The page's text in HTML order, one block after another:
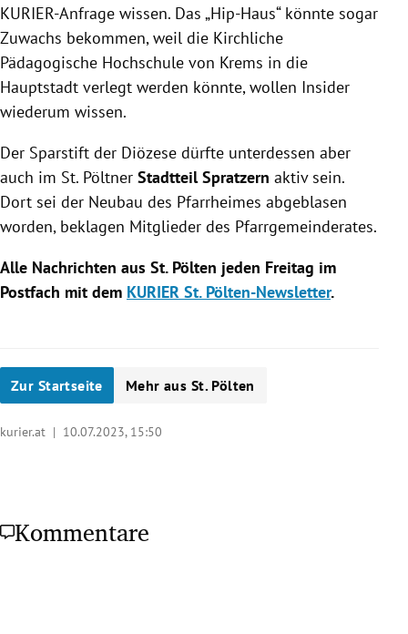
KURIER-Anfrage wissen. Das „Hip-Haus“ könnte sogar
Zuwachs bekommen, weil die Kirchliche
Pädagogische Hochschule von Krems in die
Hauptstadt verlegt werden könnte, wollen Insider
wiederum wissen.
Der Sparstift der Diözese dürfte unterdessen aber
auch im St. Pöltner Stadtteil Spratzern aktiv sein.
Dort sei der Neubau des Pfarrheimes abgeblasen
worden, beklagen Mitglieder des Pfarrgemeinderates.
Alle Nachrichten aus St. Pölten jeden Freitag im
Postfach mit dem KURIER St. Pölten-Newsletter.
Zur Startseite Mehr aus St. Pölten
kurier.at | 10.07.2023, 15:50
Kommentare